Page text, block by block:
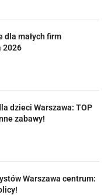
dla małych firm
2026
dzieci Warszawa: TOP
zabawy!
Warszawa centrum: